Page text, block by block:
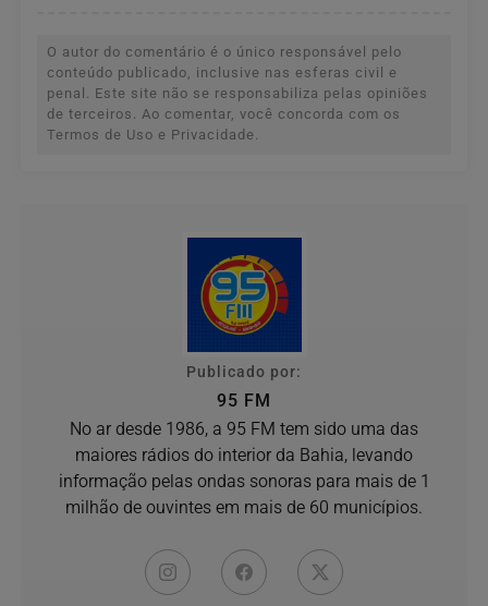
O autor do comentário é o único responsável pelo
conteúdo publicado, inclusive nas esferas civil e
penal. Este site não se responsabiliza pelas opiniões
de terceiros. Ao comentar, você concorda com os
Termos de Uso e Privacidade.
Publicado por:
95 FM
No ar desde 1986, a 95 FM tem sido uma das
maiores rádios do interior da Bahia, levando
informação pelas ondas sonoras para mais de 1
milhão de ouvintes em mais de 60 municípios.